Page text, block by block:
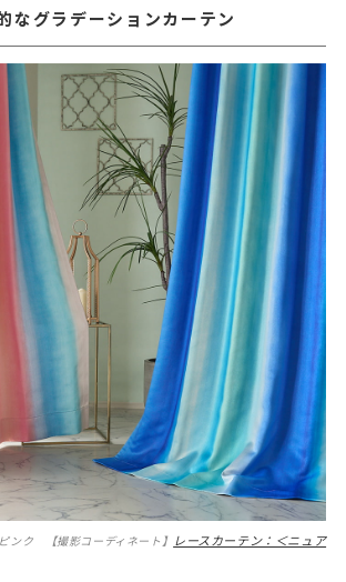
なグラデーションカーテン
ンク 【撮影コーディネート】 レースカーテン：＜ニュア